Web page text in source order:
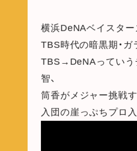
横浜DeNAベイスター
TBS時代の暗黒期・
TBS→DeNAっていう
智、
筒香がメジャー挑戦
入団の崖っぷちプロ